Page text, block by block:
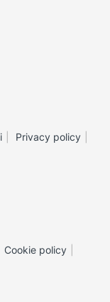
Privacy policy
Cookie policy